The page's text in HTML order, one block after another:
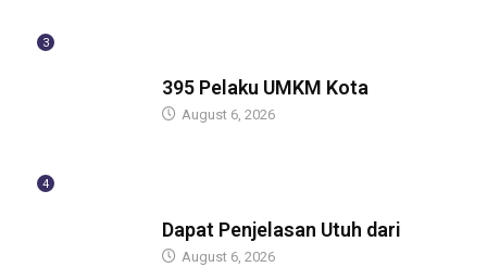
3
395 Pelaku UMKM Kota
August 6, 2026
4
Dapat Penjelasan Utuh dari
August 6, 2026